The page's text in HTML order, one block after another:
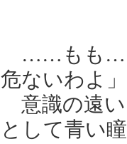
……もも……
危ないわよ」
意識の遠い
として青い